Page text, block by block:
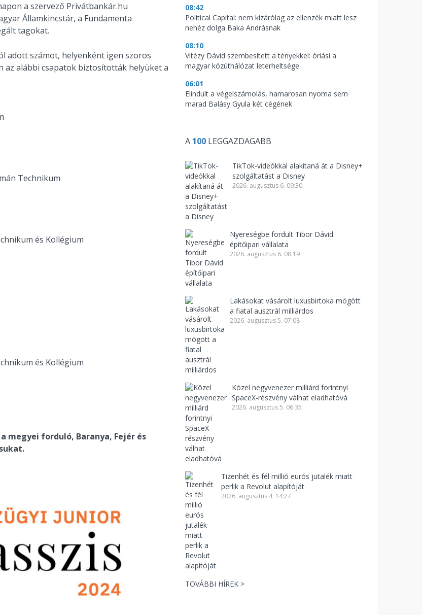
a szervező Privátbankár.hu
Államkincstár, a Fundamenta
tagokat.
adott számot, helyenként igen szoros
az alábbi csapatok biztosították helyüket a
Technikum
és Kollégium
és Kollégium
megyei forduló, Baranya, Fejér és
08:42
Political Capital: nem kizárólag az ellenzék miatt lesz
nehéz dolga Baka Andrásnak
08:10
Vitézy Dávid szembesített a tényekkel: óriási a
magyar közúthálózat leterheltsége
06:01
Elindult a végelszámolás, hamarosan nyoma sem
marad Balásy Gyula két cégének
A 100 LEGGAZDAGABB
TikTok-videókkal alakítaná át a Disney+
szolgáltatást a Disney
2026. augusztus 6. 09:30
Nyereségbe fordult Tibor Dávid
építőipari vállalata
2026. augusztus 6. 08:19
Lakásokat vásárolt luxusbirtoka mögött
a fiatal ausztrál milliárdos
2026. augusztus 5. 07:08
Közel negyvenezer milliárd forintnyi
SpaceX-részvény válhat eladhatóvá
2026. augusztus 5. 06:35
Tizenhét és fél millió eurós jutalék miatt
perlik a Revolut alapítóját
2026. augusztus 4. 14:27
TOVÁBBI HÍREK >